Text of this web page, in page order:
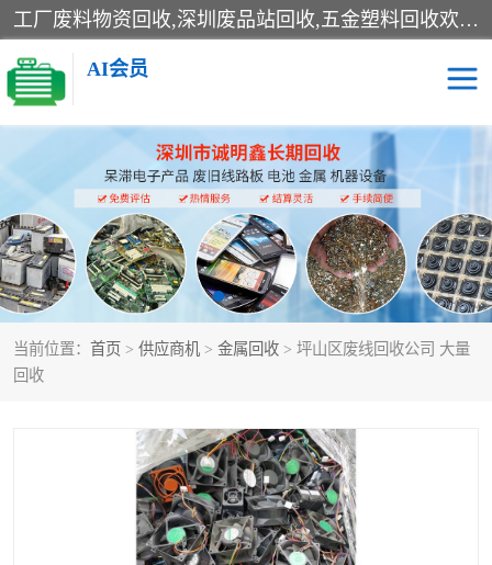
工厂废料物资回收,深圳废品站回收,五金塑料回收欢迎有金属、塑料、电子、电线、废旧设备、废铜、锡渣、线路板、镀银废料、废IC、电子零件、电子脚，等其他废旧物资的单位及个人联系洽谈。对提供息者我们可以提供优厚的业务提成（佣金）。
AI会员
当前位置： 首页 > 供应商机 > 金属回收 > 坪山区废线回收公司 大量
回收
线路板回收 电子回收
电子产品回收 电池回收
金属回收 机器设备回收